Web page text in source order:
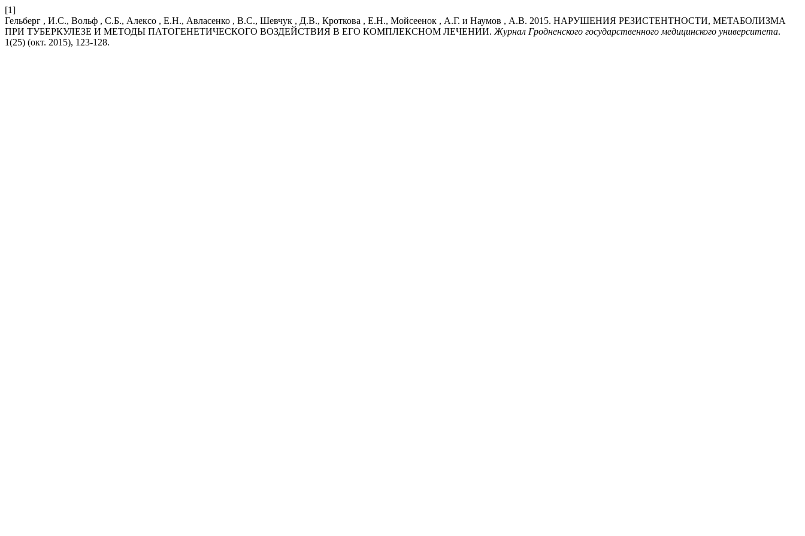
[1]
Гельберг , И.С., Вольф , С.Б., Алексо , Е.Н., Авласенко , В.С., Шевчук , Д.В., Кроткова , Е.Н., Мойсеенок , А.Г. и Наумов , А.В. 2015. НАРУШЕНИЯ РЕЗИСТЕНТНОСТИ, МЕТАБОЛИЗМА
ПРИ ТУБЕРКУЛЕЗЕ И МЕТОДЫ ПАТОГЕНЕТИЧЕСКОГО ВОЗДЕЙСТВИЯ В ЕГО КОМПЛЕКСНОМ ЛЕЧЕНИИ. Журнал Гродненского государственного медицинского университета.
1(25) (окт. 2015), 123-128.